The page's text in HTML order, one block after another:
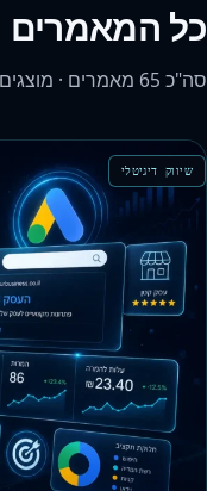
כל המאמרים
סה"כ 65 מאמרים · מוצגים 12 בעמוד זה.
שיווק דיגיטלי